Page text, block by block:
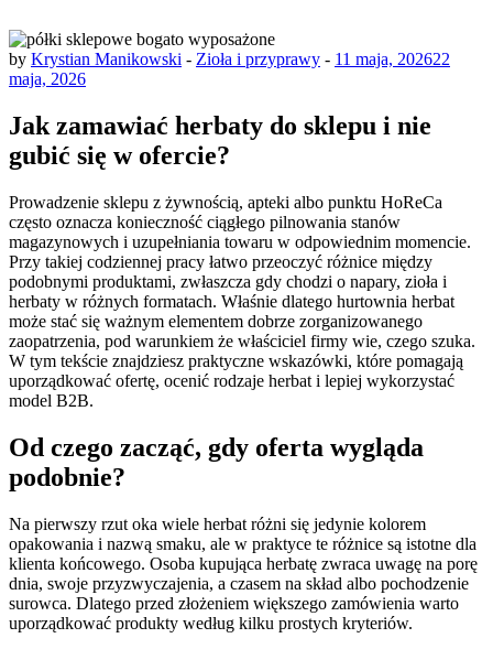
by Krystian Manikowski - Zioła i przyprawy - 11 maja, 202622
maja, 2026
Jak zamawiać herbaty do sklepu i nie
gubić się w ofercie?
Prowadzenie sklepu z żywnością, apteki albo punktu HoReCa
często oznacza konieczność ciągłego pilnowania stanów
magazynowych i uzupełniania towaru w odpowiednim momencie.
Przy takiej codziennej pracy łatwo przeoczyć różnice między
podobnymi produktami, zwłaszcza gdy chodzi o napary, zioła i
herbaty w różnych formatach. Właśnie dlatego hurtownia herbat
może stać się ważnym elementem dobrze zorganizowanego
zaopatrzenia, pod warunkiem że właściciel firmy wie, czego szuka.
W tym tekście znajdziesz praktyczne wskazówki, które pomagają
uporządkować ofertę, ocenić rodzaje herbat i lepiej wykorzystać
model B2B.
Od czego zacząć, gdy oferta wygląda
podobnie?
Na pierwszy rzut oka wiele herbat różni się jedynie kolorem
opakowania i nazwą smaku, ale w praktyce te różnice są istotne dla
klienta końcowego. Osoba kupująca herbatę zwraca uwagę na porę
dnia, swoje przyzwyczajenia, a czasem na skład albo pochodzenie
surowca. Dlatego przed złożeniem większego zamówienia warto
uporządkować produkty według kilku prostych kryteriów.